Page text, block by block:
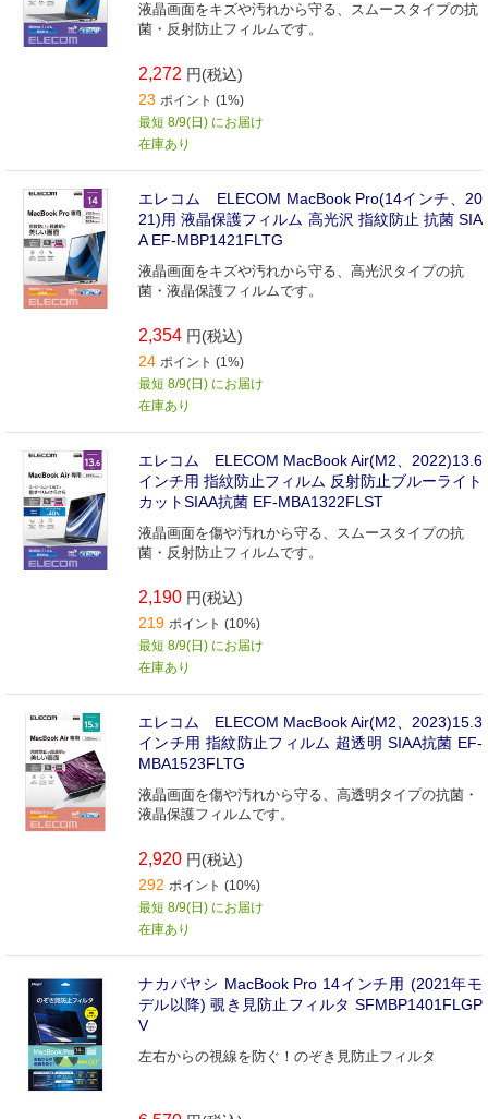
液晶画面をキズや汚れから守る、スムースタイプの抗
菌・反射防止フィルムです。
2,272 円(税込)
23 ポイント (1%)
最短 8/9(日) にお届け
在庫あり
エレコム ELECOM MacBook Pro(14インチ、20
21)用 液晶保護フィルム 高光沢 指紋防止 抗菌 SIA
A EF-MBP1421FLTG
液晶画面をキズや汚れから守る、高光沢タイプの抗
菌・液晶保護フィルムです。
2,354 円(税込)
24 ポイント (1%)
最短 8/9(日) にお届け
在庫あり
エレコム ELECOM MacBook Air(M2、2022)13.6
インチ用 指紋防止フィルム 反射防止ブルーライト
カットSIAA抗菌 EF-MBA1322FLST
液晶画面を傷や汚れから守る、スムースタイプの抗
菌・反射防止フィルムです。
2,190 円(税込)
219 ポイント (10%)
最短 8/9(日) にお届け
在庫あり
エレコム ELECOM MacBook Air(M2、2023)15.3
インチ用 指紋防止フィルム 超透明 SIAA抗菌 EF-
MBA1523FLTG
液晶画面を傷や汚れから守る、高透明タイプの抗菌・
液晶保護フィルムです。
2,920 円(税込)
292 ポイント (10%)
最短 8/9(日) にお届け
在庫あり
ナカバヤシ MacBook Pro 14インチ用 (2021年モ
デル以降) 覗き見防止フィルタ SFMBP1401FLGP
V
左右からの視線を防ぐ！のぞき見防止フィルタ